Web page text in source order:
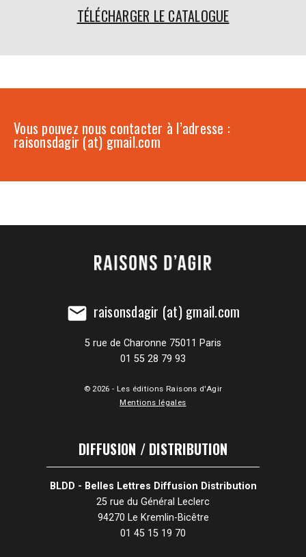
TÉLÉCHARGER LE CATALOGUE
Vous pouvez nous contacter à l’adresse :
raisonsdagir (at) gmail.com
mail raisonsdagir (at) gmail.com
5 rue de Charonne 75011 Paris
01 55 28 79 93
© 2026 - Les éditions Raisons d'Agir
Mentions légales
DIFFUSION / DISTRIBUTION
BLDD - Belles Lettres Diffusion Distribution
25 rue du Général Leclerc
94270 Le Kremlin-Bicêtre
01 45 15 19 70